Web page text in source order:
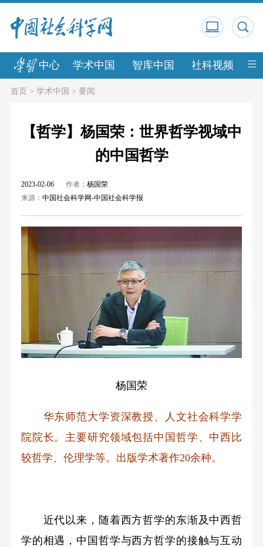
中心 学术中国 智库中国 社科视频 中
首页> 学术中国 > 要闻
【哲学】杨国荣：世界哲学视域中
的中国哲学
2023-02-06 作者： 杨国荣
来源： 中国社会科学网-中国社会科学报
杨国荣
华东师范大学资深教授、人文社会科学学
院院长。主要研究领域包括中国哲学、中西比
较哲学、伦理学等。出版学术著作20余种。
近代以来，随着西方哲学的东渐及中西哲
学的相遇，中国哲学与西方哲学的接触与互动